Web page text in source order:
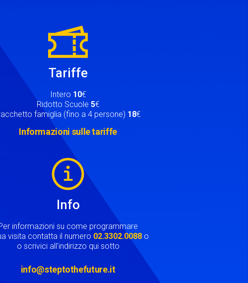
Tariffe
Intero 10€
Ridotto Scuole 5€
famiglia (fino a 4 persone) 18€
Informazioni sulle tariffe
Info
informazioni su come programmare
visita contatta il numero 02.3302.0088 o
o scrivici all'indirizzo qui sotto
info@steptothefuture.it